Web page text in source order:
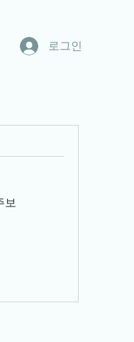
로그인
보